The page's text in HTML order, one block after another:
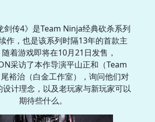
剑传4》是Team Ninja经典砍杀系列
作，也是该系列时隔13年的首款主
着游戏即将在10月21日发售，
采访了本作导演平山正和（Team
裕治（白金工作室），询问他们对
计理念，以及老玩家与新玩家可以
期待些什么。